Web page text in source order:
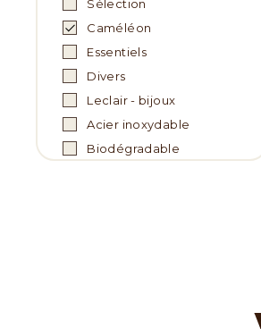
Sélection
Caméléon
Essentiels
Divers
Leclair - bijoux
Acier inoxydable
Biodégradable